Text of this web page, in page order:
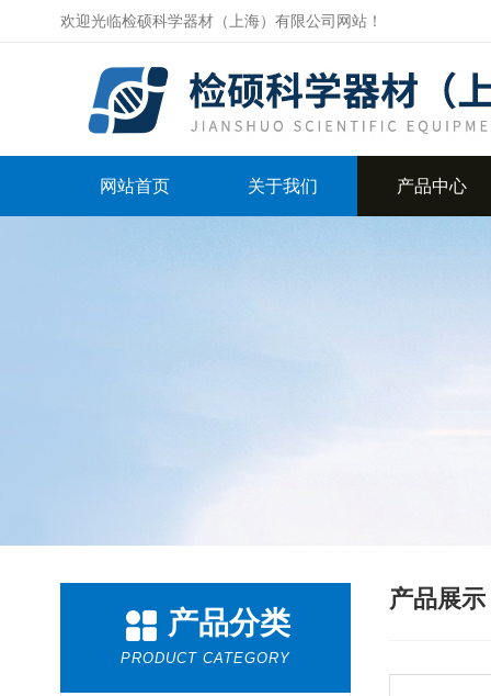
欢迎光临检硕科学器材（上海）有限公司网站！
网站首页 关于我们 产品中心
产品分类
PRODUCT CATEGORY
产品展示